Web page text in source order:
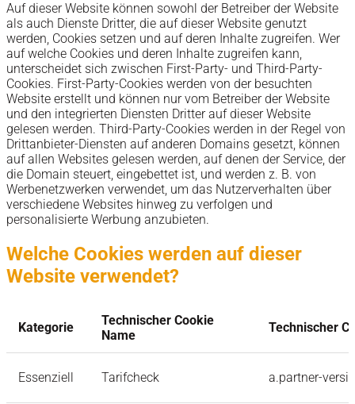
Auf dieser Website können sowohl der Betreiber der Website
als auch Dienste Dritter, die auf dieser Website genutzt
werden, Cookies setzen und auf deren Inhalte zugreifen. Wer
auf welche Cookies und deren Inhalte zugreifen kann,
unterscheidet sich zwischen First-Party- und Third-Party-
Cookies. First-Party-Cookies werden von der besuchten
Website erstellt und können nur vom Betreiber der Website
und den integrierten Diensten Dritter auf dieser Website
gelesen werden. Third-Party-Cookies werden in der Regel von
Drittanbieter-Diensten auf anderen Domains gesetzt, können
auf allen Websites gelesen werden, auf denen der Service, der
die Domain steuert, eingebettet ist, und werden z. B. von
Werbenetzwerken verwendet, um das Nutzerverhalten über
verschiedene Websites hinweg zu verfolgen und
personalisierte Werbung anzubieten.
Welche Cookies werden auf dieser
Website verwendet?
Kategorie
Technischer Cookie
Name
Technischer
Essenziell Tarifcheck a.partner-